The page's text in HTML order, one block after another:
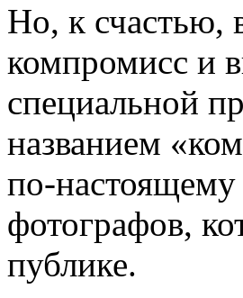
Но, к счастью,
компромисс и
специальной
названием
по-
фотографов,
публике.